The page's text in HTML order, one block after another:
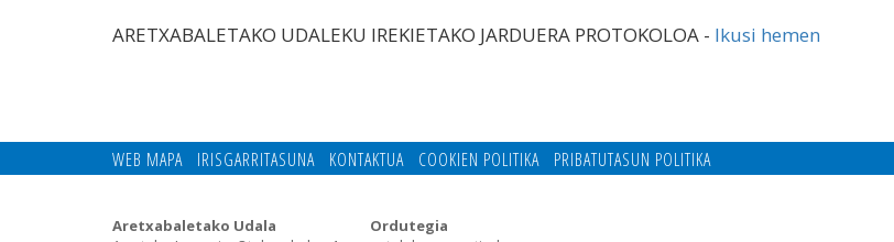
ARETXABALETAKO UDALEKU IREKIETAKO JARDUERA PROTOKOLOA - Ikusi hemen
WEB MAPA IRISGARRITASUNA KONTAKTUA COOKIEN POLITIKA PRIBATUTASUN POLITIKA
Aretxabaletako Udala
Ordutegia